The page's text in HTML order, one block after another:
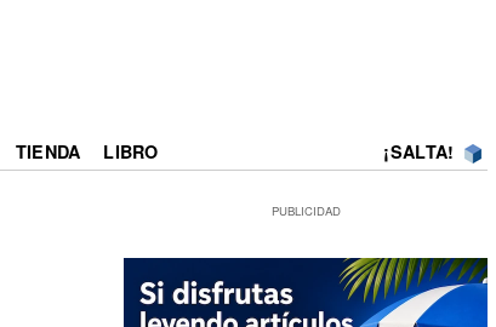
TIENDA LIBRO ¡SALTA!
PUBLICIDAD